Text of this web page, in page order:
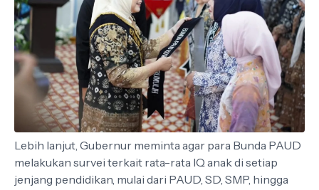
Lebih lanjut, Gubernur meminta agar para Bunda PAUD
melakukan survei terkait rata-rata IQ anak di setiap
jenjang pendidikan, mulai dari PAUD, SD, SMP, hingga